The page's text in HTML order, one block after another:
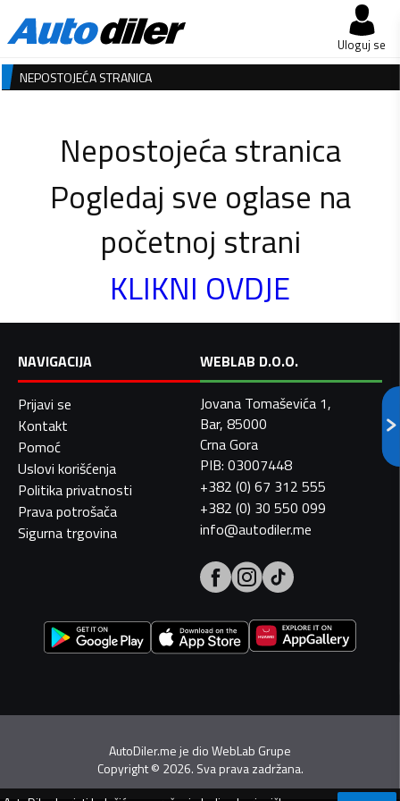
Uloguj se
NEPOSTOJEĆA STRANICA
Nepostojeća stranica
Pogledaj sve oglase na
početnoj strani
KLIKNI OVDJE
NAVIGACIJA
Prijavi se
Kontakt
Pomoć
Uslovi korišćenja
Politika privatnosti
Prava potrošača
Sigurna trgovina
WEBLAB D.O.O.
Jovana Tomaševića 1,
Bar, 85000
Crna Gora
PIB: 03007448
+382 (0) 67 312 555
+382 (0) 30 550 099
info@autodiler.me
AutoDiler.me je dioWebLab Grupe
Copyright© 2026. Sva prava zadržana.